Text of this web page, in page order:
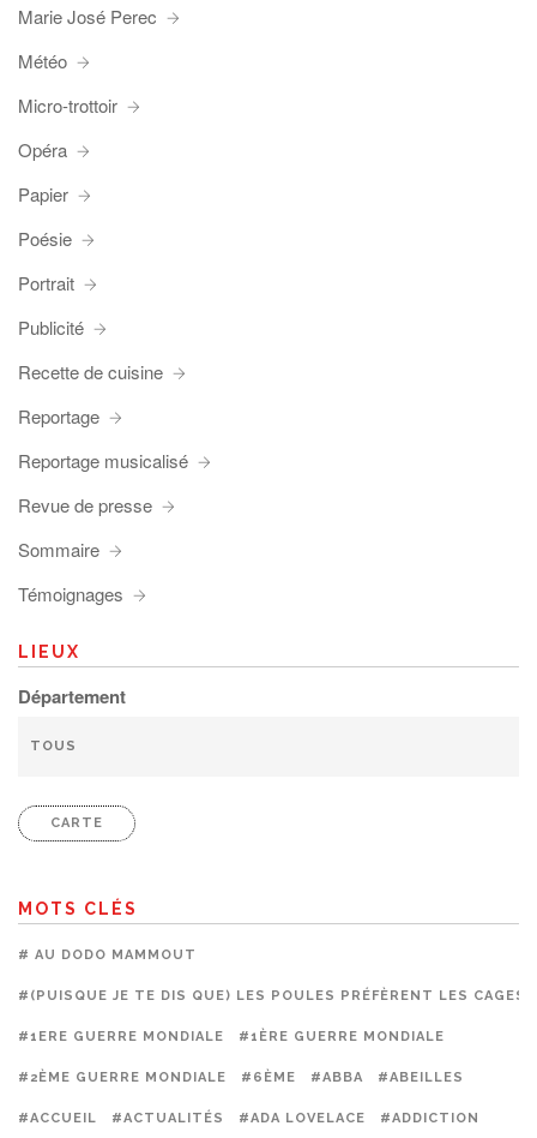
Marie José Perec
Météo
Micro-trottoir
Opéra
Papier
Poésie
Portrait
Publicité
Recette de cuisine
Reportage
Reportage musicalisé
Revue de presse
Sommaire
Témoignages
LIEUX
Département
CARTE
MOTS CLÉS
# AU DODO MAMMOUT
#(PUISQUE JE TE DIS QUE) LES POULES PRÉFÈRENT LES CAGES
#1ERE GUERRE MONDIALE #1ÈRE GUERRE MONDIALE
#2ÈME GUERRE MONDIALE #6ÈME #ABBA #ABEILLES
#ACCUEIL #ACTUALITÉS #ADA LOVELACE #ADDICTION